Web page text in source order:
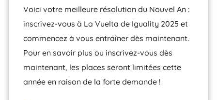
Voici votre meilleure résolution du Nouvel An :
inscrivez-vous à La Vuelta de Iguality 2025 et
commencez à vous entraîner dès maintenant.
Pour en savoir plus ou inscrivez-vous dès
maintenant, les places seront limitées cette
année en raison de la forte demande !